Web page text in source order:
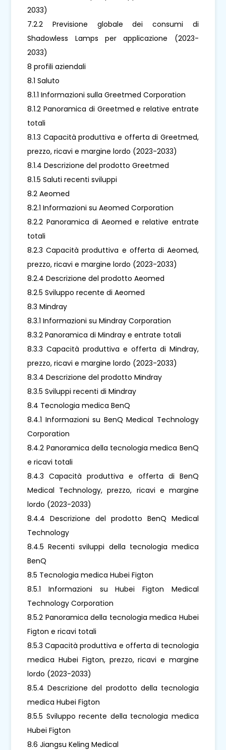
2033)
7.2.2 Previsione globale dei consumi di
Shadowless Lamps per applicazione (2023-
2033)
8 profili aziendali
8.1 Saluto
8.1.1 Informazioni sulla Greetmed Corporation
8.1.2 Panoramica di Greetmed e relative entrate
totali
8.1.3 Capacità produttiva e offerta di Greetmed,
prezzo, ricavi e margine lordo (2023-2033)
8.1.4 Descrizione del prodotto Greetmed
8.1.5 Saluti recenti sviluppi
8.2 Aeomed
8.2.1 Informazioni su Aeomed Corporation
8.2.2 Panoramica di Aeomed e relative entrate
totali
8.2.3 Capacità produttiva e offerta di Aeomed,
prezzo, ricavi e margine lordo (2023-2033)
8.2.4 Descrizione del prodotto Aeomed
8.2.5 Sviluppo recente di Aeomed
8.3 Mindray
8.3.1 Informazioni su Mindray Corporation
8.3.2 Panoramica di Mindray e entrate totali
8.3.3 Capacità produttiva e offerta di Mindray,
prezzo, ricavi e margine lordo (2023-2033)
8.3.4 Descrizione del prodotto Mindray
8.3.5 Sviluppi recenti di Mindray
8.4 Tecnologia medica BenQ
8.4.1 Informazioni su BenQ Medical Technology
Corporation
8.4.2 Panoramica della tecnologia medica BenQ
e ricavi totali
8.4.3 Capacità produttiva e offerta di BenQ
Medical Technology, prezzo, ricavi e margine
lordo (2023-2033)
8.4.4 Descrizione del prodotto BenQ Medical
Technology
8.4.5 Recenti sviluppi della tecnologia medica
BenQ
8.5 Tecnologia medica Hubei Figton
8.5.1 Informazioni su Hubei Figton Medical
Technology Corporation
8.5.2 Panoramica della tecnologia medica Hubei
Figton e ricavi totali
8.5.3 Capacità produttiva e offerta di tecnologia
medica Hubei Figton, prezzo, ricavi e margine
lordo (2023-2033)
8.5.4 Descrizione del prodotto della tecnologia
medica Hubei Figton
8.5.5 Sviluppo recente della tecnologia medica
Hubei Figton
8.6 Jiangsu Keling Medical